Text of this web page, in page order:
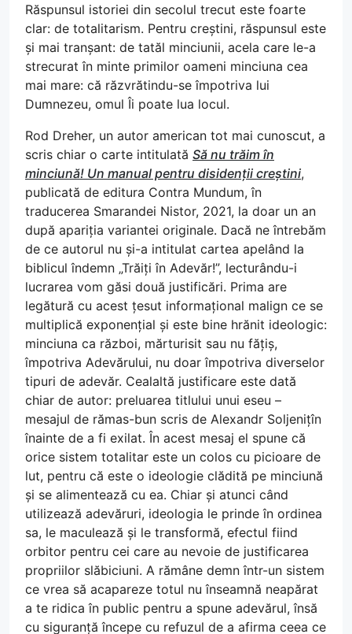
Răspunsul istoriei din secolul trecut este foarte
clar: de totalitarism. Pentru creștini, răspunsul este
și mai tranșant: de tatăl minciunii, acela care le-a
strecurat în minte primilor oameni minciuna cea
mai mare: că răzvrătindu-se împotriva lui
Dumnezeu, omul Îi poate lua locul.
Rod Dreher, un autor american tot mai cunoscut, a
scris chiar o carte intitulată Să nu trăim în
minciună! Un manual pentru disidenții creștini,
publicată de editura Contra Mundum, în
traducerea Smarandei Nistor, 2021, la doar un an
după apariția variantei originale. Dacă ne întrebăm
de ce autorul nu și-a intitulat cartea apelând la
biblicul îndemn „Trăiți în Adevăr!”, lecturându-i
lucrarea vom găsi două justificări. Prima are
legătură cu acest țesut informațional malign ce se
multiplică exponențial și este bine hrănit ideologic:
minciuna ca război, mărturisit sau nu fățiș,
împotriva Adevărului, nu doar împotriva diverselor
tipuri de adevăr. Cealaltă justificare este dată
chiar de autor: preluarea titlului unui eseu –
mesajul de rămas-bun scris de Alexandr Soljenițîn
înainte de a fi exilat. În acest mesaj el spune că
orice sistem totalitar este un colos cu picioare de
lut, pentru că este o ideologie clădită pe minciună
și se alimentează cu ea. Chiar și atunci când
utilizează adevăruri, ideologia le prinde în ordinea
sa, le maculează și le transformă, efectul fiind
orbitor pentru cei care au nevoie de justificarea
propriilor slăbiciuni. A rămâne demn într-un sistem
ce vrea să acapareze totul nu înseamnă neapărat
a te ridica în public pentru a spune adevărul, însă
cu siguranță începe cu refuzul de a afirma ceea ce